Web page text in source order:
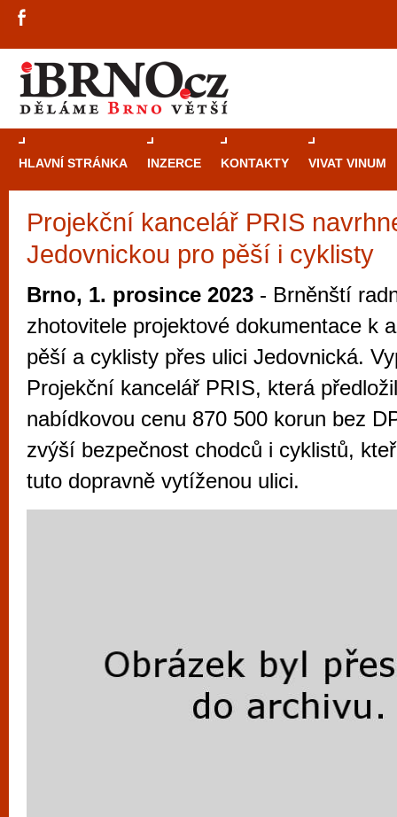
HLAVNÍ STRÁNKA INZERCE KONTAKTY VIVAT VINUM
Projekční kancelář PRIS
Jedovnickou pro pěší i cyklisty
Brno, 1. prosince 2023 - Brněnští
zhotovitele projektové dokumentace k
pěší a cyklisty přes ulici Jedovnická.
Projekční kancelář PRIS, která
nabídkovou cenu 870 500 korun bez
zvýší bezpečnost chodců i cyklistů,
tuto dopravně vytíženou ulici.
Průvodce
Brně: Od
Brno je
zajímavé
restaurace,
Mimo jiné je ale také místem, kde si
vyzkoušet různé kasinové hry. V
metropoli naleznete širokou nabídku her
po moderní automaty jak pro pravidelné
příležitostné hráče. V...